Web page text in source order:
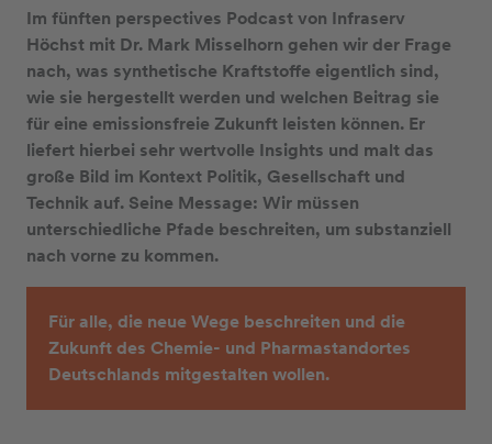
Im fünften perspectives Podcast von Infraserv
Höchst mit Dr. Mark Misselhorn gehen wir der Frage
nach, was synthetische Kraftstoffe eigentlich sind,
wie sie hergestellt werden und welchen Beitrag sie
für eine emissionsfreie Zukunft leisten können. Er
liefert hierbei sehr wertvolle Insights und malt das
große Bild im Kontext Politik, Gesellschaft und
Technik auf. Seine Message: Wir müssen
unterschiedliche Pfade beschreiten, um substanziell
nach vorne zu kommen.
Für alle, die neue Wege beschreiten und die
Zukunft des Chemie- und Pharmastandortes
Deutschlands mitgestalten wollen.